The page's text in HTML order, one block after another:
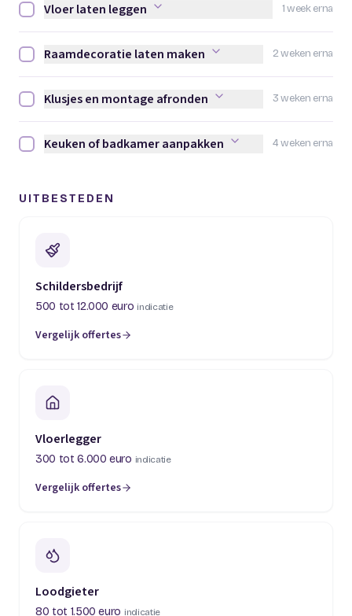
1 week erna
Vloer laten leggen afvinken
Vloer laten leggen
2 weken erna
Raamdecoratie laten maken afvinken
Raamdecoratie laten maken
3 weken erna
Klusjes en montage afronden afvinken
Klusjes en montage afronden
4 weken erna
Keuken of badkamer aanpakken afvinken
Keuken of badkamer aanpakken
UITBESTEDEN
Schildersbedrijf
500 tot 12.000 euro indicatie
Vergelijk offertes
(opent in een nieuw tabblad)
Vloerlegger
300 tot 6.000 euro indicatie
Vergelijk offertes
(opent in een nieuw tabblad)
Loodgieter
80 tot 1.500 euro indicatie